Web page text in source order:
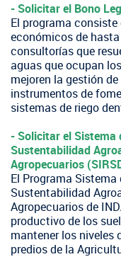
​- Solicitar el Bono
El programa
económicos de
consultorías que
aguas que ocupan
mejoren la gestión
instrumentos de
sistemas de riego
- Solicitar el Sistema
Sustentabilidad
Agropecuarios
El Programa
Sustentabilidad
Agropecuarios de
productivo de los
mantener los niveles
predios de la